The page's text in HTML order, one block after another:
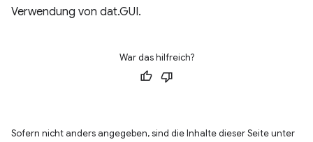
Verwendung von dat.GUI.
War das hilfreich?
Sofern nicht anders angegeben, sind die Inhalte dieser Seite unter